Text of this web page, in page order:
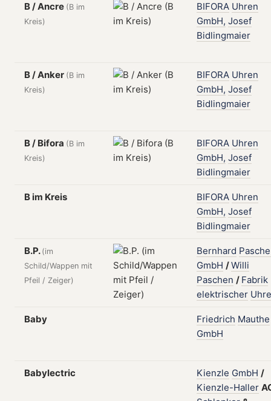
B / Ancre (B im
Kreis)
BIFORA Uhren
GmbH, Josef
Bidlingmaier
B / Anker (B im
Kreis)
BIFORA Uhren
GmbH, Josef
Bidlingmaier
B / Bifora (B im
Kreis)
BIFORA Uhren
GmbH, Josef
Bidlingmaier
B im Kreis BIFORA Uhren
GmbH, Josef
Bidlingmaier
B.P. (im
Schild/Wappen mit
Pfeil / Zeiger)
Bernhard
GmbH /Willi
Paschen / Fabrik
elektrischer
Baby Friedrich Mauthe
GmbH
Babylectric Kienzle GmbH /
Kienzle-Haller